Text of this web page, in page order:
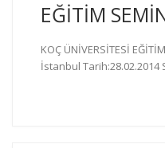
EĞİTİM
KOÇ ÜNİVERSİTESİ
İstanbul Tarih:28.02.2014